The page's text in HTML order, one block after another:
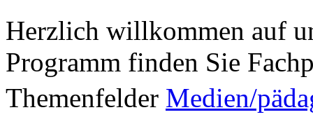
Herzlich willkommen auf
Programm finden Sie
Themenfelder Medien/